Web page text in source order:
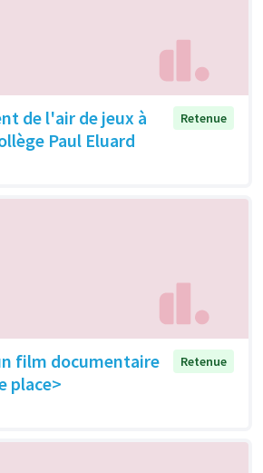
de l'air de jeux à
Paul Eluard
Retenue
film documentaire
place>
Retenue